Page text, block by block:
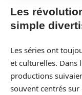
Les
simple
Les séries ont
et culturelles. Dans
productions
souvent centrés sur